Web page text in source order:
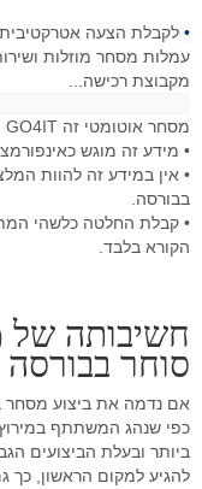
• לקבלת הצעה
עמלות מסחר מוזלות
מקבוצת רכישה...
מסחר אוטומטי זה GO4IT
• מידע זה מוגש
• אין במידע זה להוות
בבורסה.
• קבלת החלטה כלשהי
הקורא בלבד.
חשיבותה
סוחר בבורסה
אם נדמה את ביצוע מסחר
כפי שנהג המשתתף
ביותר ובעלת הביצועים
להגיע למקום הראשון, כך
פיתוחים אישים -
בוטיק לפתרונות
מסחר בבורסה במחשב
שאלות ותשובות
פתרונות למנהלי